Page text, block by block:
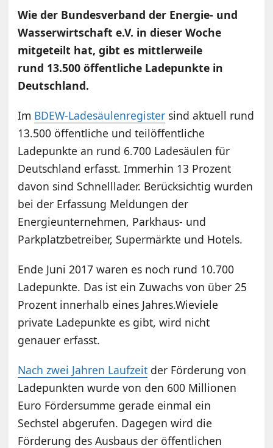
Wie der Bundesverband der Energie- und
Wasserwirtschaft e.V. in dieser Woche
mitgeteilt hat, gibt es mittlerweile
rund 13.500 öffentliche Ladepunkte in
Deutschland.
Im BDEW-Ladesäulenregister sind aktuell rund
13.500 öffentliche und teilöffentliche
Ladepunkte an rund 6.700 Ladesäulen für
Deutschland erfasst. Immerhin 13 Prozent
davon sind Schnelllader. Berücksichtig wurden
bei der Erfassung Meldungen der
Energieunternehmen, Parkhaus- und
Parkplatzbetreiber, Supermärkte und Hotels.
Ende Juni 2017 waren es noch rund 10.700
Ladepunkte. Das ist ein Zuwachs von über 25
Prozent innerhalb eines Jahres.Wieviele
private Ladepunkte es gibt, wird nicht
genauer erfasst.
Nach zwei Jahren Laufzeit der Förderung von
Ladepunkten wurde von den 600 Millionen
Euro Fördersumme gerade einmal ein
Sechstel abgerufen. Dagegen wird die
Förderung des Ausbaus der öffentlichen